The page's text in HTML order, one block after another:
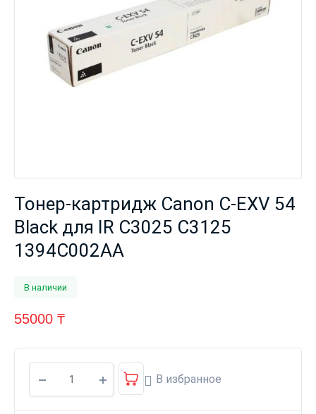
Тонер-картридж Canon C-EXV 54
Black для IR C3025 C3125
1394C002AA
В наличии
55000 ₸
В избранное